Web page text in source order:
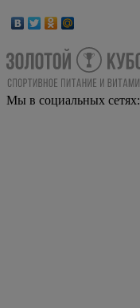
Мы в социальных сетях: